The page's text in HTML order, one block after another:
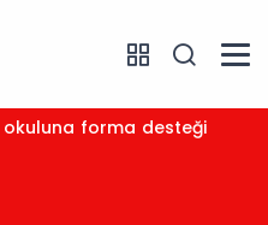
okuluna forma desteği